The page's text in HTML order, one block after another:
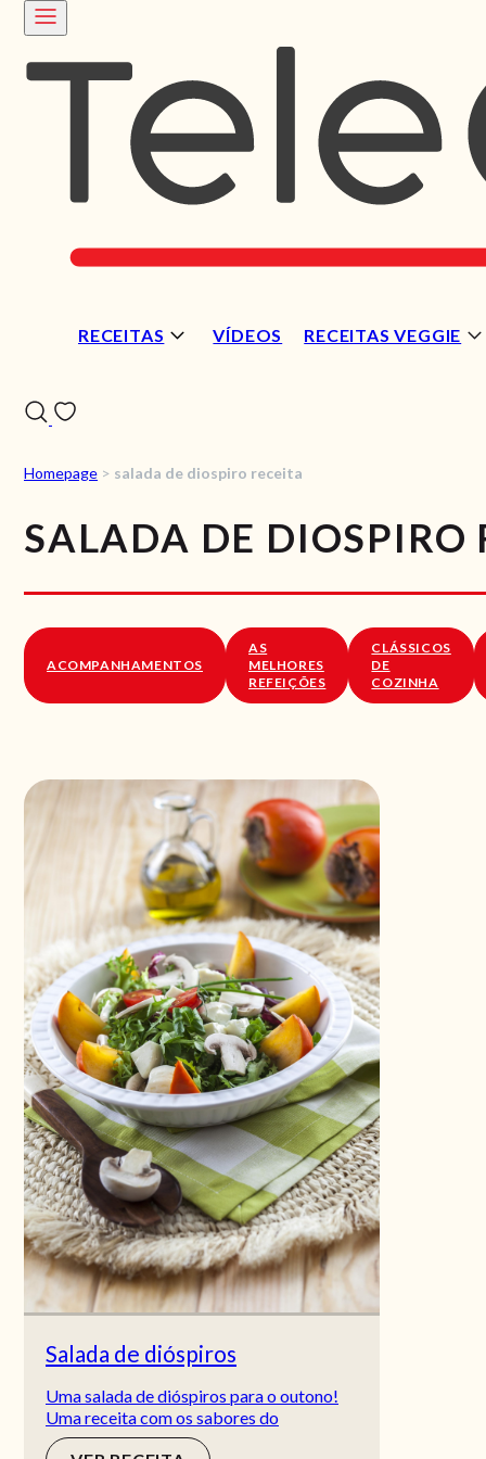
RECEITAS VÍDEOS RECEITAS VEGGIE
Homepage > salada de diospiro receita
SALADA DE DIOSPIRO
ACOMPANHAMENTOS
AS
MELHORES
REFEIÇÕES
CLÁSSICOS
DE
COZINHA
Salada de dióspiros
Uma salada de dióspiros para o outono!
Uma receita com os sabores do